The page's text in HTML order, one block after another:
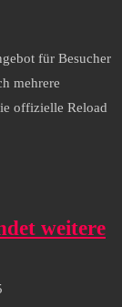
für Besucher
mehrere
offizielle Reload
weitere